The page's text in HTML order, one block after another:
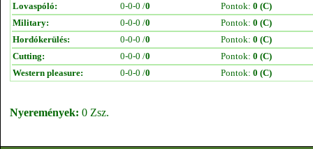
Lovaspóló:
0-0-0 /0 Pontok: 0 (C)
Military:
0-0-0 /0 Pontok: 0 (C)
Hordókerülés:
0-0-0 /0 Pontok: 0 (C)
Cutting:
0-0-0 /0 Pontok: 0 (C)
Western pleasure:
0-0-0 /0 Pontok: 0 (C)
Nyeremények: 0 Zsz.